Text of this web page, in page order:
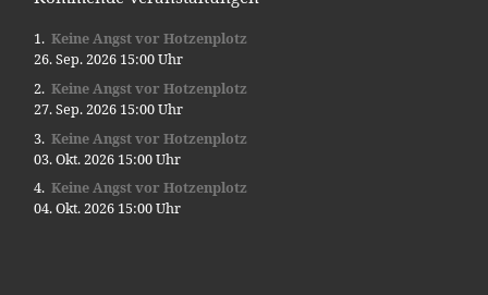
Keine Angst vor Hotzenplotz
26. Sep. 2026 15:00 Uhr
Keine Angst vor Hotzenplotz
27. Sep. 2026 15:00 Uhr
Keine Angst vor Hotzenplotz
03. Okt. 2026 15:00 Uhr
Keine Angst vor Hotzenplotz
04. Okt. 2026 15:00 Uhr